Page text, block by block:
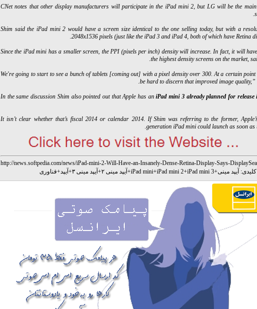
CNet notes that other display manufacturers will participate in the iPad mini 2, but LG will be the main
Shim said the iPad mini 2 would have a screen size identical to the one selling today, but with a
2048x1536 pixels (just like the iPad 3 and iPad 4, both of which have Retina
Since the iPad mini has a smaller screen, the PPI (pixels per inch) density will increase. In fact, it will
the highest density screens on the market,
“We're going to start to see a bunch of tablets [coming out] with a pixel density over 300. At a certain
be hard to discern that improved image quality,”
In the same discussion Shim also pointed out that Apple has aniPad mini 3 already planned for
It isn’t clear whether that’s fiscal 2014 or calendar 2014. If Shim was referring to the former,
generation iPad mini could launch as soon as
http://news.softpedia.com/news/iPad-mini-2-Will-Have-an-Insanely-Dense-Retina-Display-Says-
آیپد مینی+
iPad mini+iPad mini 2+iPad mini 3
+آیپد مینی ۲ +آیپد مینی ۳ +آیپد+فناوری